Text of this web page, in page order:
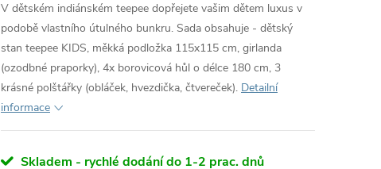
V dětském indiánském teepee dopřejete vašim dětem luxus v
podobě vlastního útulného bunkru. Sada obsahuje - dětský
stan teepee KIDS, měkká podložka 115x115 cm, girlanda
(ozodbné praporky), 4x borovicová hůl o délce 180 cm, 3
krásné polštářky (obláček, hvezdička, čtvereček). Detailní
informace
Skladem - rychlé dodání do 1-2 prac. dnů